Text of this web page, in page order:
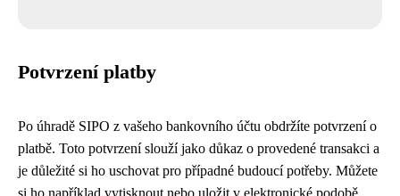
Potvrzení platby
Po úhradě SIPO z vašeho bankovního účtu obdržíte potvrzení o
platbě. Toto potvrzení slouží jako důkaz o provedené transakci a
je důležité si ho uschovat pro případné budoucí potřeby. Můžete
si ho například vytisknout nebo uložit v elektronické podobě.